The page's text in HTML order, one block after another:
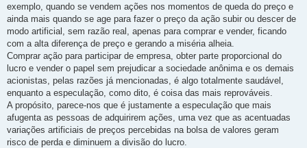
exemplo, quando se vendem ações nos momentos de queda do preço e
ainda mais quando se age para fazer o preço da ação subir ou descer de
modo artificial, sem razão real, apenas para comprar e vender, ficando
com a alta diferença de preço e gerando a miséria alheia.
Comprar ação para participar de empresa, obter parte proporcional do
lucro e vender o papel sem prejudicar a sociedade anônima e os demais
acionistas, pelas razões já mencionadas, é algo totalmente saudável,
enquanto a especulação, como dito, é coisa das mais reprováveis.
A propósito, parece-nos que é justamente a especulação que mais
afugenta as pessoas de adquirirem ações, uma vez que as acentuadas
variações artificiais de preços percebidas na bolsa de valores geram
risco de perda e diminuem a divisão do lucro.